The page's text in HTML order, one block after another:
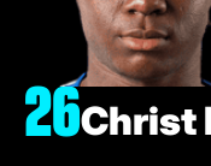
26Christ